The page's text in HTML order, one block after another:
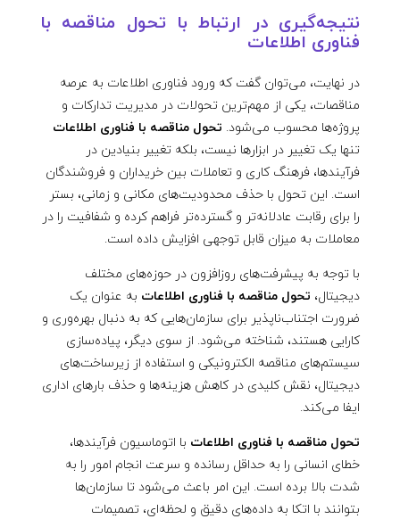
نتیجه‌گیری در ارتباط با تحول مناقصه با
فناوری اطلاعات
در نهایت، می‌توان گفت که ورود فناوری اطلاعات به عرصه
مناقصات، یکی از مهم‌ترین تحولات در مدیریت تدارکات و
پروژه‌ها محسوب می‌شود. تحول مناقصه با فناوری اطلاعات
تنها یک تغییر در ابزارها نیست، بلکه تغییر بنیادین در
فرآیندها، فرهنگ کاری و تعاملات بین خریداران و فروشندگان
است. این تحول با حذف محدودیت‌های مکانی و زمانی، بستر
را برای رقابت عادلانه‌تر و گسترده‌تر فراهم کرده و شفافیت را در
معاملات به میزان قابل توجهی افزایش داده است.
با توجه به پیشرفت‌های روزافزون در حوزه‌های مختلف
دیجیتال، تحول مناقصه با فناوری اطلاعات به عنوان یک
ضرورت اجتناب‌ناپذیر برای سازمان‌هایی که به دنبال بهره‌وری و
کارایی هستند، شناخته می‌شود. از سوی دیگر، پیاده‌سازی
سیستم‌های مناقصه الکترونیکی و استفاده از زیرساخت‌های
دیجیتال، نقش کلیدی در کاهش هزینه‌ها و حذف بارهای اداری
ایفا می‌کند.
تحول مناقصه با فناوری اطلاعات با اتوماسیون فرآیندها،
خطای انسانی را به حداقل رسانده و سرعت انجام امور را به
شدت بالا برده است. این امر باعث می‌شود تا سازمان‌ها
بتوانند با اتکا به داده‌های دقیق و لحظه‌ای، تصمیمات